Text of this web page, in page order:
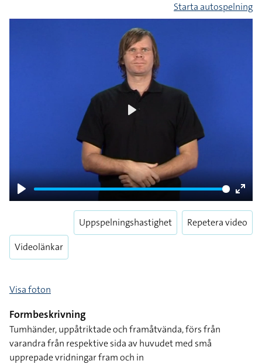
Starta autospelning
Play
Enter
Videolänkar
Uppspelningshastighet Repetera video
Visa foton
Formbeskrivning
Tumhänder, uppåtriktade och framåtvända, förs från
varandra från respektive sida av huvudet med små
upprepade vridningar fram och in